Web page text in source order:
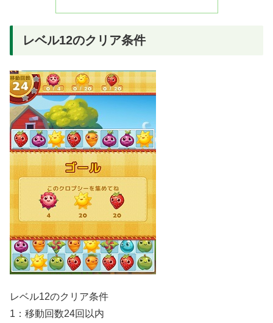
レベル12のクリア条件
レベル12のクリア条件
1：移動回数24回以内